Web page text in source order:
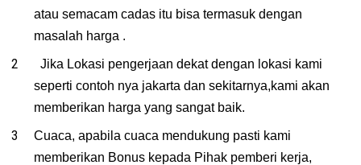
atau semacam cadas itu bisa termasuk dengan
masalah harga .
Jika Lokasi pengerjaan dekat dengan lokasi kami
seperti contoh nya jakarta dan sekitarnya,kami akan
memberikan harga yang sangat baik.
Cuaca, apabila cuaca mendukung pasti kami
memberikan Bonus kepada Pihak pemberi kerja,